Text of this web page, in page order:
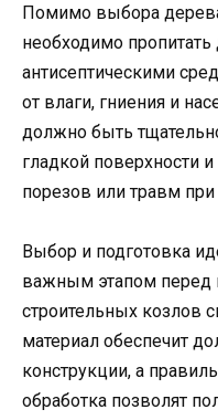
Помимо выбора
необходимо
антисептическими
от влаги, гниения и
должно быть
гладкой поверхности
порезов или травм
Выбор и подготовка
важным этапом перед
строительных козлов
материал обеспечит
конструкции, а
обработка позволят